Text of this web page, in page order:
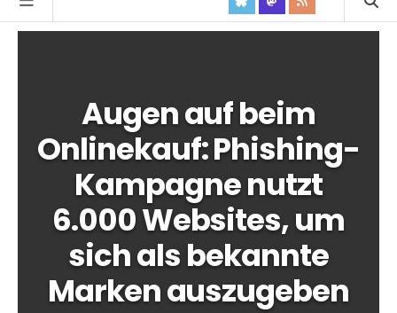
Augen auf beim
Onlinekauf: Phishing-
Kampagne nutzt
6.000 Websites, um
sich als bekannte
Marken auszugeben